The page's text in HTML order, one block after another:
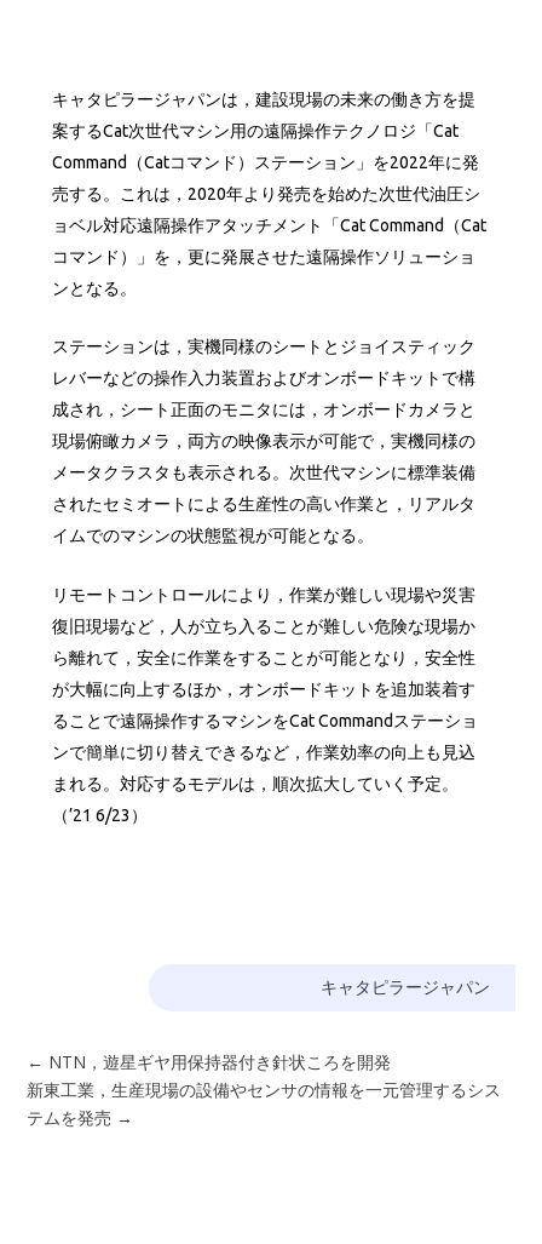
キャタピラージャパンは，建設現場の未来の働き方を提
案するCat次世代マシン用の遠隔操作テクノロジ「Cat
Command（Catコマンド）ステーション」を2022年に発
売する。これは，2020年より発売を始めた次世代油圧シ
ョベル対応遠隔操作アタッチメント「Cat Command（Cat
コマンド）」を，更に発展させた遠隔操作ソリューショ
ンとなる。
ステーションは，実機同様のシートとジョイスティック
レバーなどの操作入力装置およびオンボードキットで構
成され，シート正面のモニタには，オンボードカメラと
現場俯瞰カメラ，両方の映像表示が可能で，実機同様の
メータクラスタも表示される。次世代マシンに標準装備
されたセミオートによる生産性の高い作業と，リアルタ
イムでのマシンの状態監視が可能となる。
リモートコントロールにより，作業が難しい現場や災害
復旧現場など，人が立ち入ることが難しい危険な現場か
ら離れて，安全に作業をすることが可能となり，安全性
が大幅に向上するほか，オンボードキットを追加装着す
ることで遠隔操作するマシンをCat Commandステーショ
ンで簡単に切り替えできるなど，作業効率の向上も見込
まれる。対応するモデルは，順次拡大していく予定。
（’21 6/23）
キャタピラージャパン
← NTN，遊星ギヤ用保持器付き針状ころを開発
新東工業，生産現場の設備やセンサの情報を一元管理するシス
テムを発売 →